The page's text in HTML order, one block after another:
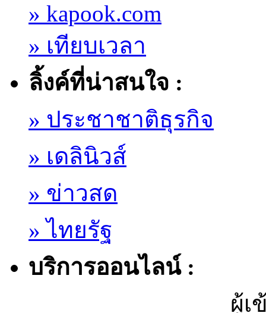
» kapook.com
» เทียบเวลา
ลิ้งค์ที่น่าสนใจ :
» ประชาชาติธุรกิจ
» เดลินิวส์
» ข่าวสด
» ไทยรัฐ
บริการออนไลน์ :
ผู้เ